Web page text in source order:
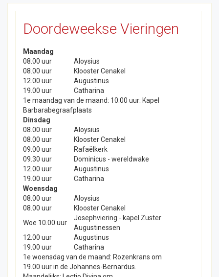
Doordeweekse Vieringen
Maandag
08.00 uur
Aloysius
08.00 uur
Klooster Cenakel
12.00 uur
Augustinus
19.00 uur
Catharina
1e maandag van de maand: 10:00 uur: Kapel
Barbarabegraafplaats
Dinsdag
08.00 uur
Aloysius
08.00 uur
Klooster Cenakel
09.00 uur
Rafaëlkerk
09.30 uur
Dominicus - wereldwake
12.00 uur
Augustinus
19.00 uur
Catharina
Woensdag
08.00 uur
Aloysius
08.00 uur
Klooster Cenakel
Woe 10.00 uur
Josephviering - kapel Zuster
Augustinessen
12.00 uur
Augustinus
19.00 uur
Catharina
1e woensdag van de maand: Rozenkrans om
19.00 uur in de Johannes-Bernardus.